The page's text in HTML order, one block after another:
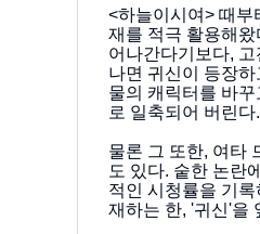
<하늘이시여> 때부
재를 적극 활용해
어나간다기보다,
나면 귀신이 등장
물의 캐릭터를 바
로 일축되어 버린다.
물론 그 또한, 여타
도 있다. 숱한 논란
적인 시청률을 기
재하는 한, '귀신'을